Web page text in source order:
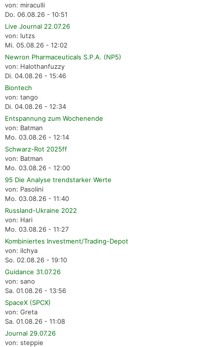
von: miraculli
Do. 06.08.26 - 10:51
Live Journal 22.07.26
von: lutzs
Mi. 05.08.26 - 12:02
Newron Pharmaceuticals S.P.A. (NP5)
von: Halothanfuzzy
Di. 04.08.26 - 15:46
Biontech
von: tango
Di. 04.08.26 - 12:34
Entspannung zum Wochenende
von: Batman
Mo. 03.08.26 - 12:14
Schwarz-Rot 2025ff
von: Batman
Mo. 03.08.26 - 12:00
95 Die Analyse trendstarker Werte
von: Pasolini
Mo. 03.08.26 - 11:40
Russland-Ukraine 2022
von: Hari
Mo. 03.08.26 - 11:27
Kombiniertes Investment/Trading-Depot
von: ilchya
So. 02.08.26 - 19:10
Guidance 31.07.26
von: sano
Sa. 01.08.26 - 13:56
SpaceX (SPCX)
von: Greta
Sa. 01.08.26 - 11:08
Journal 29.07.26
von: steppie